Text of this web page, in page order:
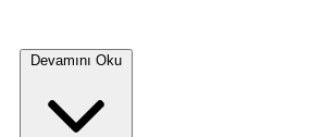
Devamını Oku